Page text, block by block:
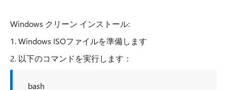
Windows クリーン インストール:
1. Windows ISOファイルを準備します
2. 以下のコマンドを実行します：
bash